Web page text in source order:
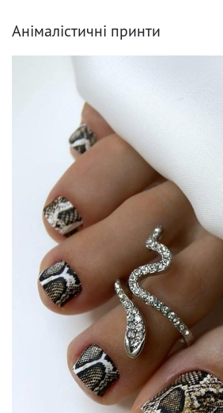
Анімалістичні принти